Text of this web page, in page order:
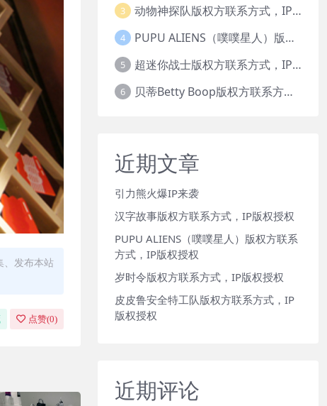
、发布本站
点赞(0)
3 动物神探队版权方联系方式，IP版权授权
4 PUPU ALIENS（噗噗星人）版权方联系方式，IP版权授权
5 超迷你战士版权方联系方式，IP版权授权
6 贝蒂Betty Boop版权方联系方式，IP版权授权
近期文章
引力熊火爆IP来袭
汉字故事版权方联系方式，IP版权授权
PUPU ALIENS（噗噗星人）版权方联系
方式，IP版权授权
岁时令版权方联系方式，IP版权授权
皮皮鲁安全特工队版权方联系方式，IP
版权授权
近期评论